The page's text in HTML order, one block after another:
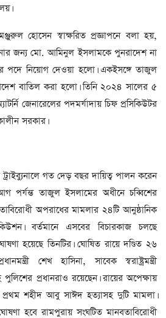
হোসেন স্বাক্ষরিত প্রজ্ঞাপনে বলা হয়,
জন্য মো. আমিনুল ইসলামকে পুনরাদেশ না
পদে নিয়োগ দেওয়া হলো। একইসঙ্গে তাজুল
বাতিল করা হলো। তিনি ২০২৪ সালের ৫
জেনারেলের পদমর্যাদায় চিফ প্রসিকিউটর
সরকার।
গত দেড় বছর দায়িত্ব পালন করেন
পর্যন্ত তাজুল ইসলামের অধীনে চব্বিশের
অপরাধের মামলার ২৪টি আনুষ্ঠানিক
বর্তমানে এসবের বিচারকাজ চলছে
হয়েছে তিনটির। ঘোষিত রায়ে দণ্ডিত ২৬
শেখ হাসিনা, সাবেক স্বরাষ্ট্রমন্ত্রী
প্রধানরাও রয়েছেন। রায়ের অপেক্ষায়
শহীদ আবু সাঈদ হত্যাসহ দুটি মামলা।
হবে রামপুরায় সংঘটিত মানবতাবিরোধী